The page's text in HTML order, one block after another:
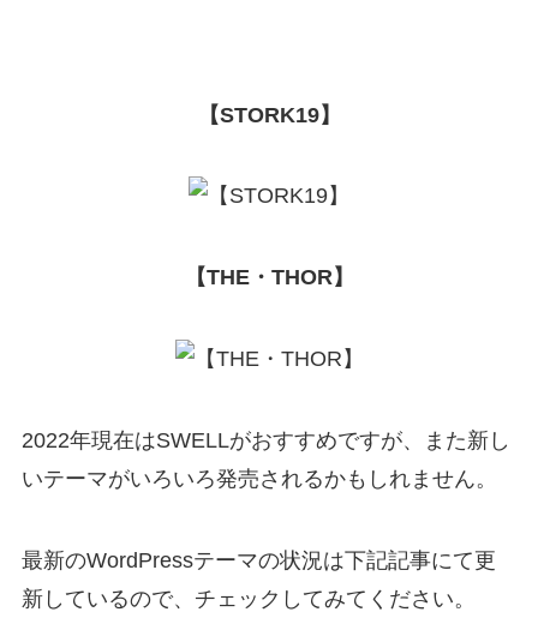
【STORK19】
【THE・THOR】
2022年現在はSWELLがおすすめですが、また新し
いテーマがいろいろ発売されるかもしれません。
最新のWordPressテーマの状況は下記記事にて更
新しているので、チェックしてみてください。